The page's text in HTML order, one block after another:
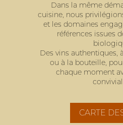
Dans la même
cuisine, nous
et les domaines
références issues
Des vins authentiques,
ou à la bouteille,
chaque moment
CARTE